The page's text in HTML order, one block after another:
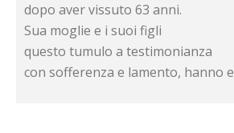
dopo aver vissuto 63 anni.
Sua moglie e i suoi figli
questo tumulo a testimonianza
con sofferenza e lamento, hanno